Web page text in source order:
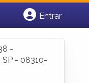
Entrar
-
- 08310-